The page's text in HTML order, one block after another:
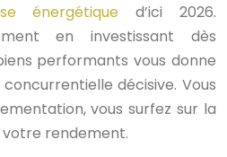
énergétique d’ici 2026.
en investissant dès
performants vous donne
décisive. Vous
vous surfez sur la
rendement.